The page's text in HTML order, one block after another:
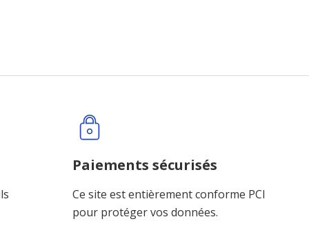
Paiements sécurisés
Ce site est entièrement conforme PCI
pour protéger vos données.